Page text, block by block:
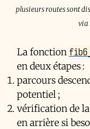
plusieurs routes sont
via
La fonction
en deux étapes :
parcours
potentiel ;
vérification de
en arrière si